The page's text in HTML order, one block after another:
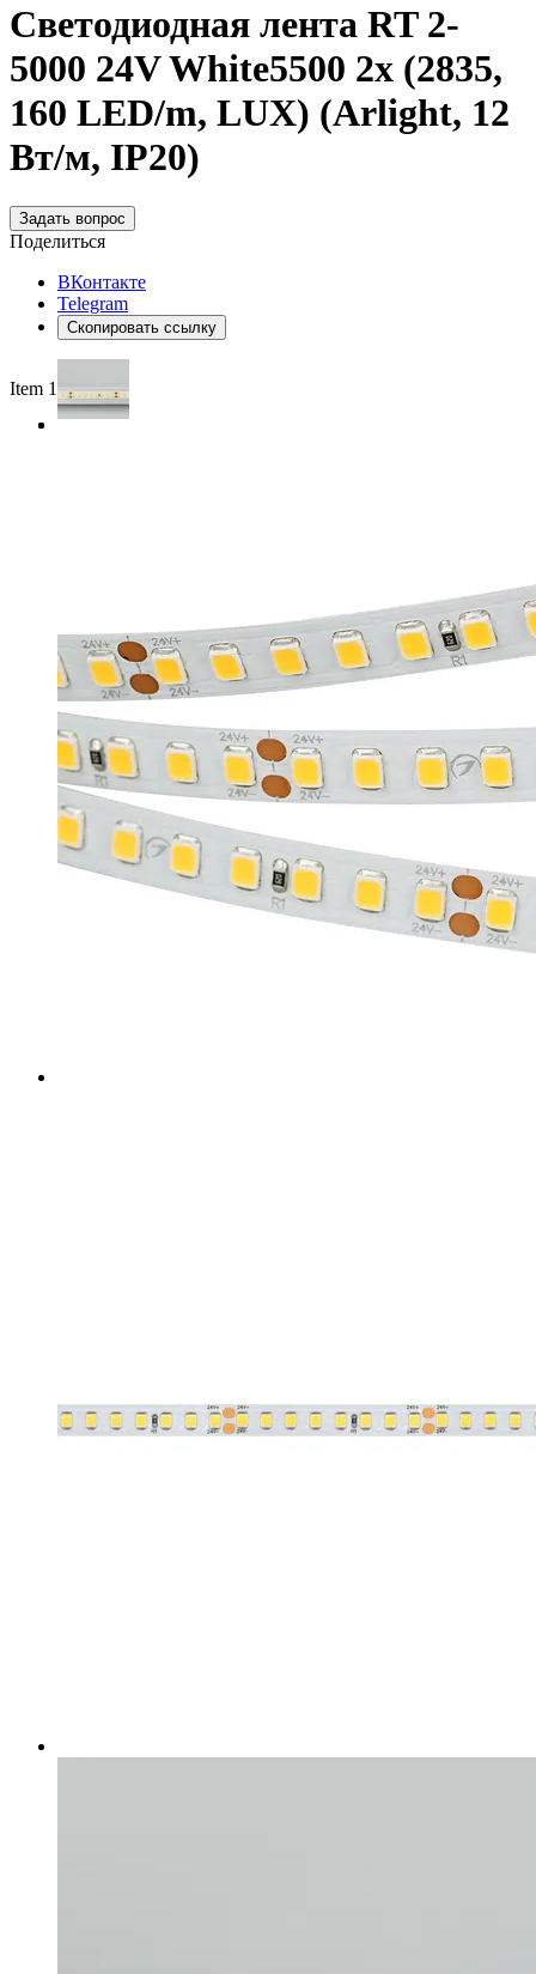
Светодиодная лента RT 2-
5000 24V White5500 2x (2835,
160 LED/m, LUX) (Arlight, 12
Вт/м, IP20)
Задать вопрос
Поделиться
ВКонтакте
Telegram
Скопировать ссылку
Item 1 of 3